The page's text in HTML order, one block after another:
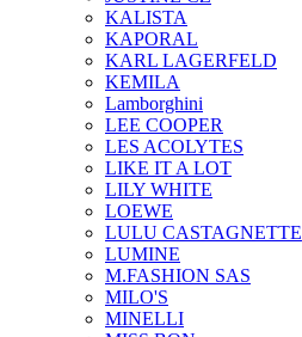
KALISTA
KAPORAL
KARL LAGERFELD
KEMILA
Lamborghini
LEE COOPER
LES ACOLYTES
LIKE IT A LOT
LILY WHITE
LOEWE
LULU CASTAGNETTE
LUMINE
M.FASHION SAS
MILO'S
MINELLI